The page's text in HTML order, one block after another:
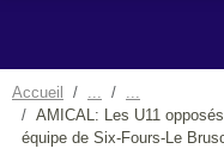
Accueil
AMICAL: Les U11
équipe de Six-Fours-Le